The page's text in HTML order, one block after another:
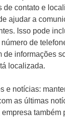
de contato e
ajudar a
Isso pode
de
de informações
localizada.
e notícias:
as últimas
também